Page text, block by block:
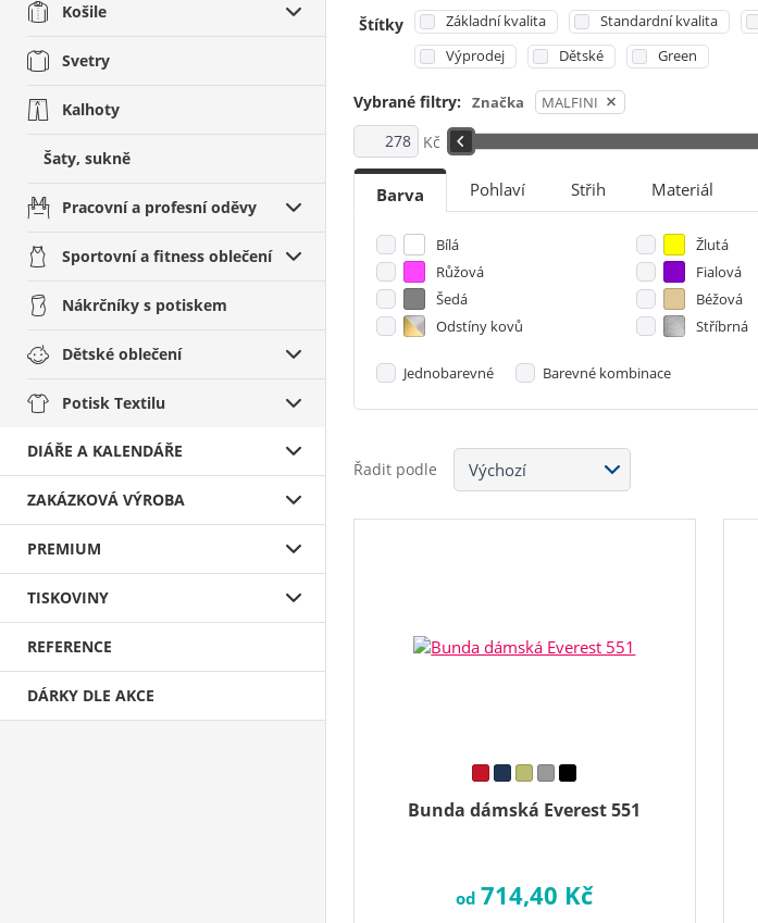
Košile
Svetry
Kalhoty
Šaty, sukně
Pracovní a profesní oděvy
Sportovní a fitness oblečení
Nákrčníky s potiskem
Dětské oblečení
Potisk Textilu
DIÁŘE A KALENDÁŘE
ZAKÁZKOVÁ VÝROBA
PREMIUM
TISKOVINY
REFERENCE
DÁRKY DLE AKCE
Kč
Barva Pohlaví Střih Materiál
Bílá Žlutá
Růžová
Fialová
Šedá
Béžová
Odstíny kovů
Stříbrná
Jednobarevné Barevné kombinace
Štítky Základní kvalita Standardní kvalita
Výprodej
Dětské Green
Vybrané filtry: Značka MALFINI
Řadit podle
Bunda dámská Everest 551
od714,40 Kč